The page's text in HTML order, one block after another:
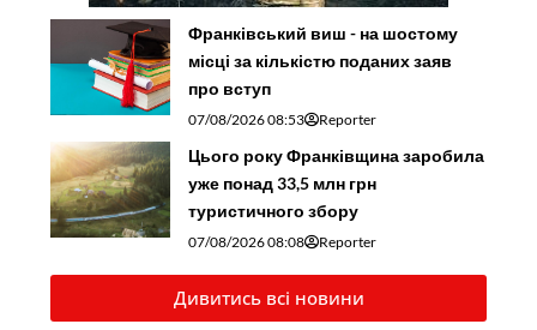
Франківський виш - на шостому
місці за кількістю поданих заяв
про вступ
07/08/2026 08:53 Reporter
Цього року Франківщина заробила
уже понад 33,5 млн грн
туристичного збору
07/08/2026 08:08 Reporter
Дивитись всі новини